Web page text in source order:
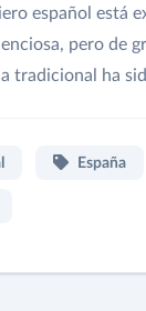
español está
pero de
tradicional ha
España